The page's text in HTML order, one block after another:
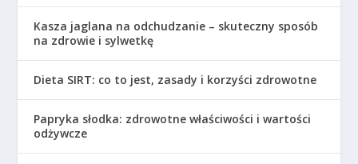
Kasza jaglana na odchudzanie – skuteczny sposób
na zdrowie i sylwetkę
Dieta SIRT: co to jest, zasady i korzyści zdrowotne
Papryka słodka: zdrowotne właściwości i wartości
odżywcze